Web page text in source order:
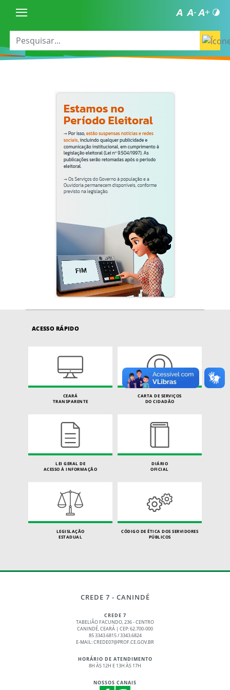
ACESSO RÁPIDO
CEARÁ
TRANSPARENTE
CARTA DE SERVIÇOS
DO CIDADÃO
LEI GERAL DE
ACESSO À INFORMAÇÃO
DIÁRIO
OFICIAL
LEGISLAÇÃO
ESTADUAL
CÓDIGO DE ÉTICA DOS SERVIDORES
PÚBLICOS
CREDE 7 - CANINDÉ
CREDE 7
TABELIÃO FACUNDO, 236 - CENTRO
CANINDÉ, CEARÁ | CEP: 62.700-000
85 3343.6815 / 3343.6824
E-MAIL: CREDE07@PROF.CE.GOV.BR
HORÁRIO DE ATENDIMENTO
8H ÀS 12H E 13H ÀS 17H
NOSSOS CANAIS